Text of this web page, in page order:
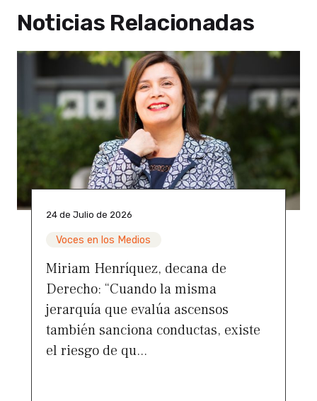
Noticias Relacionadas
24 de Julio de 2026
Voces en los Medios
Miriam Henríquez, decana de
Derecho: “Cuando la misma
jerarquía que evalúa ascensos
también sanciona conductas, existe
el riesgo de qu...